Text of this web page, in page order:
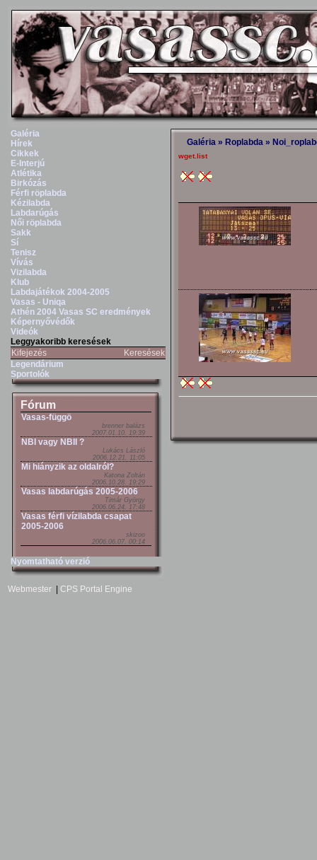
Galéria
Hírek
Cikkek
E-Interjú
Atlétika
Birkózás
Férfi röplabda
Kézilabda
Labdarúgás
Női röplabda
Sakk
Sí
Tenisz
Vívás
Vizilabda
Klub
Labdajátékok 2004-2005
Vasas - Uniqa
Athén 2004 Vasas SC eredmények
Képernyővédők
Videók
Leggyakoribb keresések
Kifejezés
Keresések
Legendárium
Sportolók
Fórum
Vasas-függö
brenner balázs
2007.01.10. 19:39
NBI vagy NBII ?
Lukács László
2006.12.21. 11:05
Mi hiányzik az oldalról?
Katona Zoltán
2006.10.28. 19:29
Vasas labdarúgás 2005-2006
Timár György
2006.06.24. 17:48
Vasas férfi vízilabda csapat
2005-2006
skizoo
2006.06.07. 00:14
Nyomtatható verzió
Galéria » Roplabda »
wget.list
Webmester CPS Portal Engine